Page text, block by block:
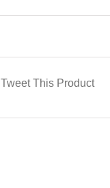
Tweet This Product